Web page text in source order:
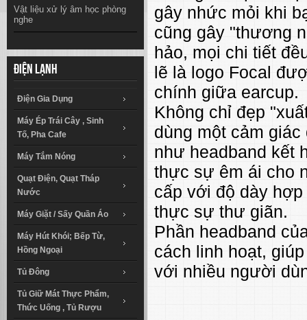
Vật liệu xử lý âm học phòng
nghe
Điện lạnh
Điện Gia Dụng
Máy Ép Trái Cây , Sinh
Tố, Pha Cafe
Máy Tắm Nóng
Quạt Điện, Quạt Tháp
Nước
Máy Giặt / Sấy Quần Áo
Máy Hút Khói; Bếp Từ,
Hồng Ngoại
Tủ Đông
Tủ Giữ Mát Thực Phẩm,
Thức Uống , Tủ Rượu
gây nhức mỏi khi
cũng gây "thương
hảo, mọi chi tiết
lẽ là logo Focal
chính giữa earcup.
Không chỉ đẹp
dùng một cảm
như headband kết
thực sự êm ái cho
cấp với độ dày
thực sự thư giãn.
Phần headband
cách linh hoạt,
với nhiều người